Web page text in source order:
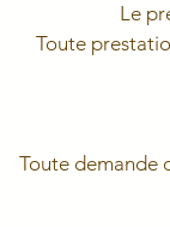
Le
Toute
Toute demande